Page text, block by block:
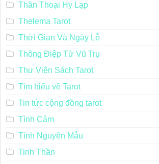
Thần Thoại Hy Lạp
Thelema Tarot
Thời Gian Và Ngày Lễ
Thông Điệp Từ Vũ Trụ
Thư Viện Sách Tarot
Tìm hiểu về Tarot
Tin tức cộng đồng tarot
Tình Cảm
Tính Nguyên Mẫu
Tinh Thần